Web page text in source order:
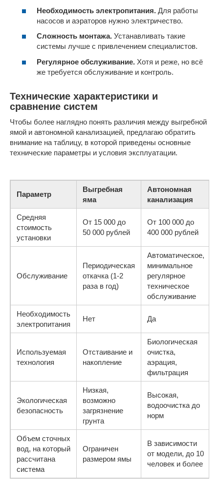
Необходимость электропитания. Для работы
насосов и аэраторов нужно электричество.
Сложность монтажа. Устанавливать такие
системы лучше с привлечением специалистов.
Регулярное обслуживание. Хотя и реже, но всё
же требуется обслуживание и контроль.
Технические характеристики и
сравнение систем
Чтобы более наглядно понять различия между выгребной
ямой и автономной канализацией, предлагаю обратить
внимание на таблицу, в которой приведены основные
технические параметры и условия эксплуатации.
Параметр
Выгребная
яма
Автономная
канализация
Средняя
стоимость
установки
От 15 000 до
50 000 рублей
От 100 000 до
400 000 рублей
Обслуживание
Периодическая
откачка (1-2
раза в год)
Автоматическое,
минимальное
регулярное
техническое
обслуживание
Необходимость
электропитания
Нет Да
Используемая
технология
Отстаивание и
накопление
Биологическая
очистка,
аэрация,
фильтрация
Экологическая
безопасность
Низкая,
возможно
загрязнение
грунта
Высокая,
водоочистка до
норм
Объем сточных
вод, на который
рассчитана
система
Ограничен
размером ямы
В зависимости
от модели, до 10
человек и более